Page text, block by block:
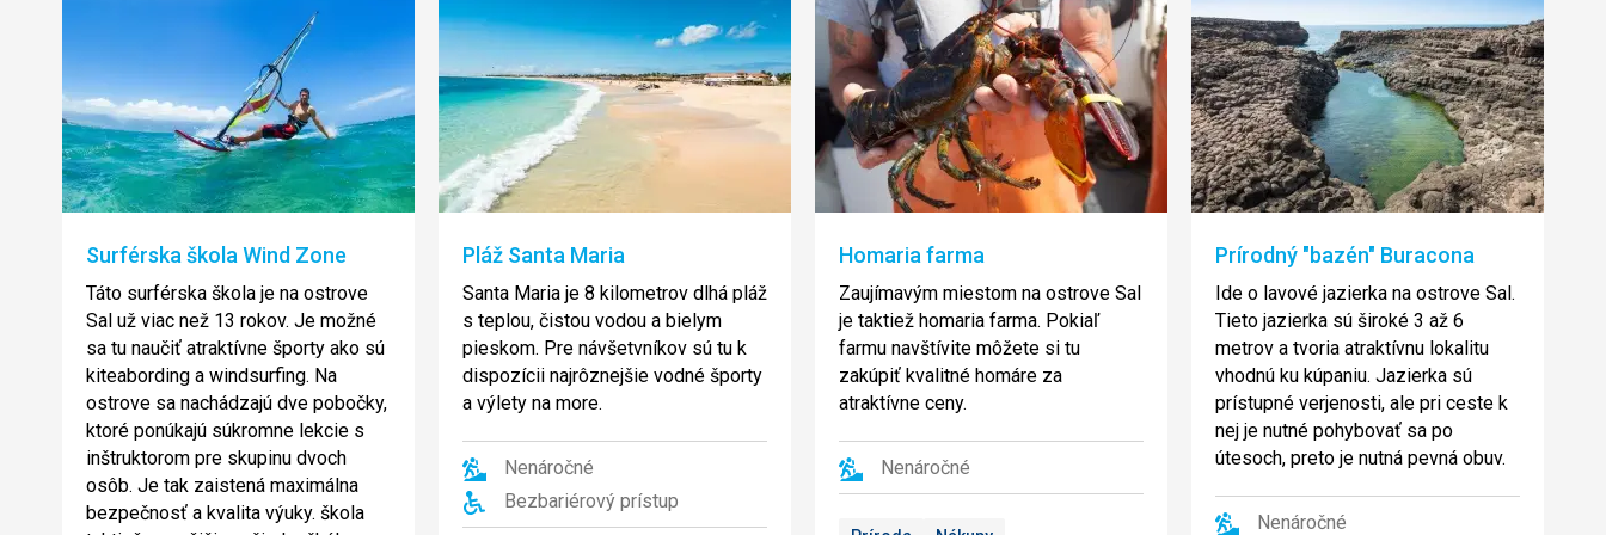
Surférska škola Wind Zone
Táto surférska škola je na ostrove
Sal už viac než 13 rokov. Je možné
sa tu naučiť atraktívne športy ako sú
kiteabording a windsurfing. Na
ostrove sa nachádzajú dve pobočky,
ktoré ponúkajú súkromne lekcie s
inštruktorom pre skupinu dvoch
osôb. Je tak zaistená maximálna
bezpečnosť a kvalita výuky. škola
Pláž Santa Maria
Santa Maria je 8 kilometrov dlhá pláž
s teplou, čistou vodou a bielym
pieskom. Pre návšetvníkov sú tu k
dispozícii najrôznejšie vodné športy
a výlety na more.
Nenáročné
Bezbariérový prístup
Homaria farma
Zaujímavým miestom na ostrove Sal
je taktiež homaria farma. Pokiaľ
farmu navštívite môžete si tu
zakúpiť kvalitné homáre za
atraktívne ceny.
Nenáročné
Prírodný "bazén" Buracona
Ide o lavové jazierka na ostrove Sal.
Tieto jazierka sú široké 3 až 6
metrov a tvoria atraktívnu lokalitu
vhodnú ku kúpaniu. Jazierka sú
prístupné verjenosti, ale pri ceste k
nej je nutné pohybovať sa po
útesoch, preto je nutná pevná obuv.
Nenáročné